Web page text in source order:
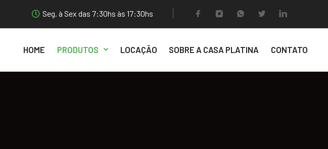
Seg. à Sex das 7:30hs às 17:30hs
HOME PRODUTOS LOCAÇÃO SOBRE A CASA PLATINA CONTATO